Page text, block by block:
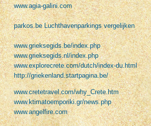
www.agia-galini.com
parkos.be Luchthavenparkings vergelijken
www.grieksegids.be/index.php
www.grieksegids.nl/index.php
www.explorecrete.com/dutch/index-du.html
http://griekenland.startpagina.be/
www.cretetravel.com/why_Crete.htm
www.ktimatoemporiki.gr/news.php
www.angelfire.com